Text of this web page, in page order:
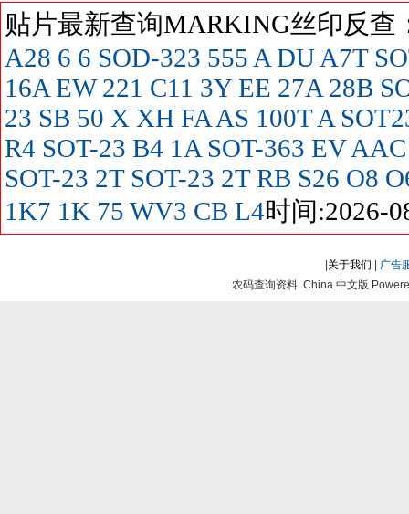
贴片最新查询MARKING丝印反
A28 6 6 SOD-323 555 A DU A7T
16A EW221 C11 3YEE 27A 28B
23 SB 50 X XH FA AS 100TA
R4 SOT-23 B4 1A SOT-363 EVAAC
SOT-23 2T SOT-23 2TRB S26 O8
1K7 1K 75 WV3 CB L4时间:2026-
关于我们
广告
农码查询资料 China 中文版